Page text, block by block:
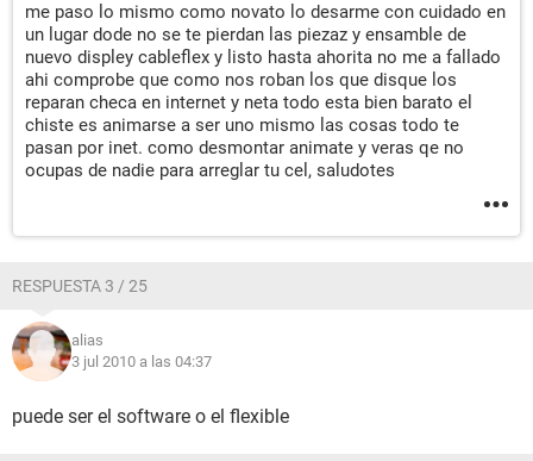
me paso lo mismo como novato lo desarme con cuidado en
un lugar dode no se te pierdan las piezaz y ensamble de
nuevo displey cableflex y listo hasta ahorita no me a fallado
ahi comprobe que como nos roban los que disque los
reparan checa en internet y neta todo esta bien barato el
chiste es animarse a ser uno mismo las cosas todo te
pasan por inet. como desmontar animate y veras qe no
ocupas de nadie para arreglar tu cel, saludotes
RESPUESTA 3 / 25
alias
3 jul 2010 a las 04:37
puede ser el software o el flexible